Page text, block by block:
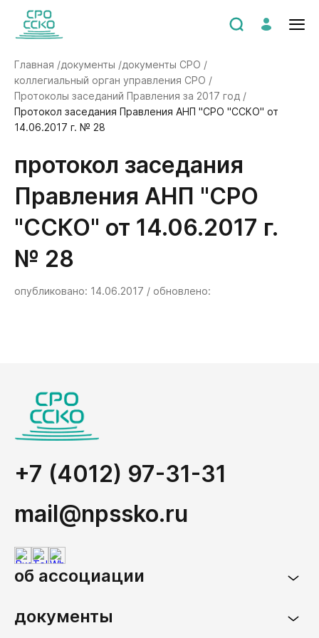
Главная /документы /документы СРО /
коллегиальный орган управления СРО /
Протоколы заседаний Правления за 2017 год /
Протокол заседания Правления АНП "СРО "ССКО" от
14.06.2017 г. № 28
Протокол заседания
Правления АНП "СРО
"ССКО" от 14.06.2017 г.
№ 28
опубликовано: 14.06.2017 / обновлено:
+7 (4012) 97-31-31
mail@npssko.ru
об ассоциации
документы